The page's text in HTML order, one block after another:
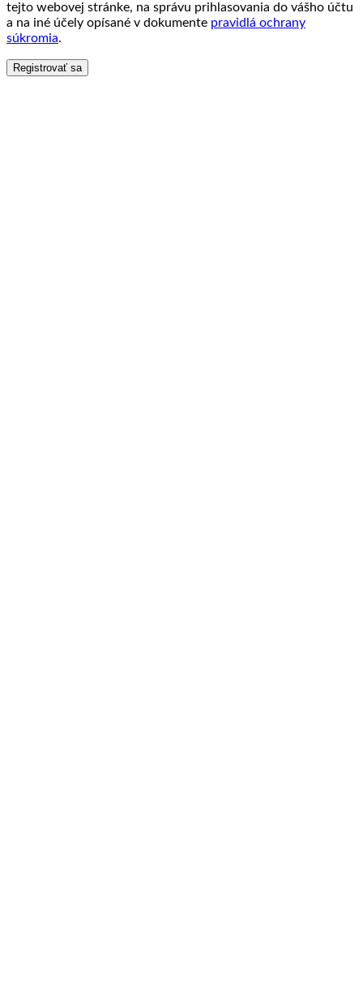
tejto webovej stránke, na správu prihlasovania do vášho účtu
a na iné účely opísané v dokumente pravidlá ochrany
súkromia.
Registrovať sa